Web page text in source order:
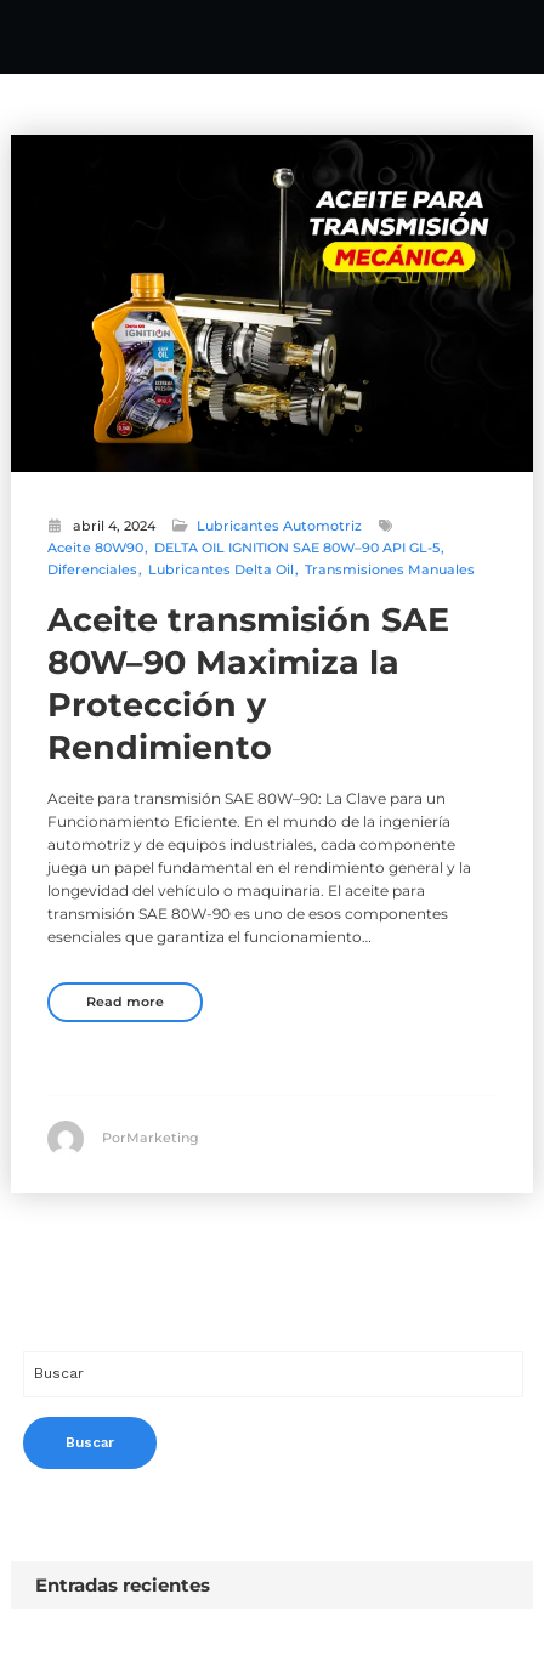
abril 4, 2024
Lubricantes Automotriz
Aceite 80W90
DELTA OIL IGNITION SAE 80W–90 API GL-5
Diferenciales
Lubricantes Delta Oil Transmisiones Manuales
Aceite transmisión SAE
80W–90 Maximiza la
Protección y
Rendimiento
Aceite para transmisión SAE 80W–90: La Clave para un
Funcionamiento Eficiente. En el mundo de la ingeniería
automotriz y de equipos industriales, cada componente
juega un papel fundamental en el rendimiento general y la
longevidad del vehículo o maquinaria. El aceite para
transmisión SAE 80W-90 es uno de esos componentes
esenciales que garantiza el funcionamiento…
Read more
PorMarketing
Entradas recientes